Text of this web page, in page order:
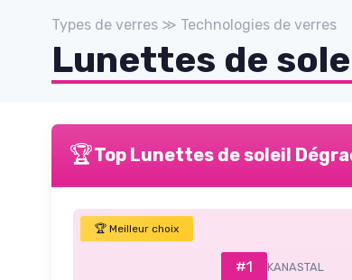
Types de verres ≫ Technologies de verres
Lunettes de
🏆Top Lunettes de soleil
🏆 Meilleur choix
#1 KANASTAL